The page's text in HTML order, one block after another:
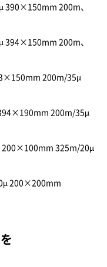
390×150mm 200m、
394×150mm 200m、
200m/35µ
200m/35µ
200×100mm 325m/20µ
200×200mm